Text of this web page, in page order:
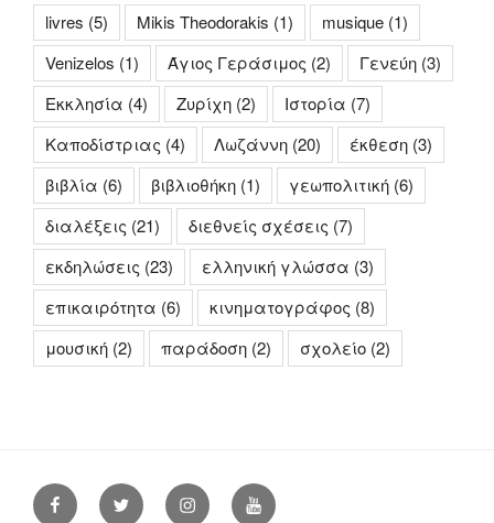
livres (5) Mikis Theodorakis (1) musique (1)
Venizelos (1) Άγιος Γεράσιμος (2) Γενεύη (3)
Εκκλησία (4) Ζυρίχη (2) Ιστορία (7)
Καποδίστριας (4) Λωζάννη (20) έκθεση (3)
βιβλία (6) βιβλιοθήκη (1) γεωπολιτική (6)
διαλέξεις (21) διεθνείς σχέσεις (7)
εκδηλώσεις (23) ελληνική γλώσσα (3)
επικαιρότητα (6) κινηματογράφος (8)
μουσική (2) παράδοση (2) σχολείο (2)
FacebookTwitter InstagramYoutube